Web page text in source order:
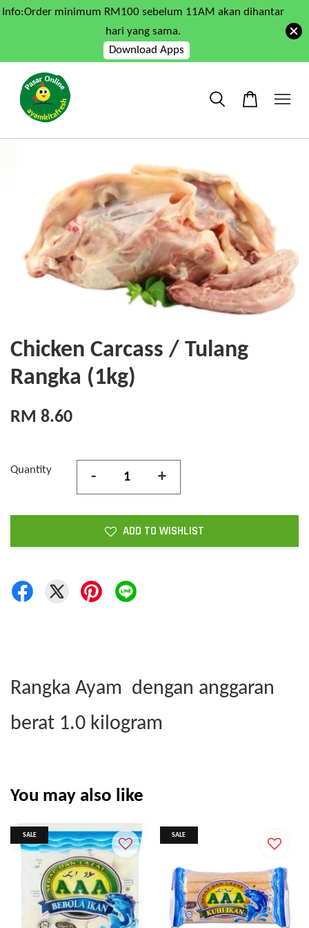
Info:Order minimum RM100 sebelum 11AM akan dihantar
hari yang sama.
Download Apps
Chicken Carcass / Tulang
Rangka (1kg)
RM 8.60
Quantity - +
ADD TO WISHLIST
Rangka Ayam dengan anggaran
berat 1.0 kilogram
You may also like
SALE SALE